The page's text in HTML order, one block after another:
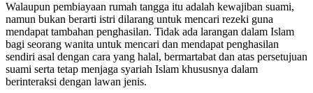
Walaupun pembiayaan rumah tangga itu adalah kewajiban suami,
namun bukan berarti istri dilarang untuk mencari rezeki guna
mendapat tambahan penghasilan. Tidak ada larangan dalam Islam
bagi seorang wanita untuk mencari dan mendapat penghasilan
sendiri asal dengan cara yang halal, bermartabat dan atas persetujuan
suami serta tetap menjaga syariah Islam khususnya dalam
berinteraksi dengan lawan jenis.